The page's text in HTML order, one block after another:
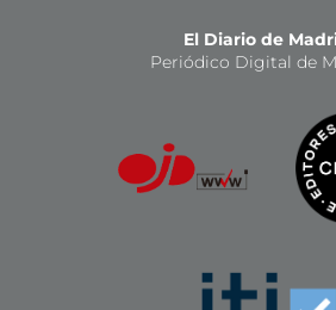
El Diario de
Periódico Digital de